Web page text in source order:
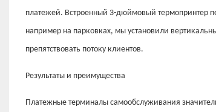
платежей. Встроенный 3-дюймовый термопринтер
например на парковках, мы установили
препятствовать потоку клиентов.
Результаты и преимущества
Платежные терминалы самообслуживания